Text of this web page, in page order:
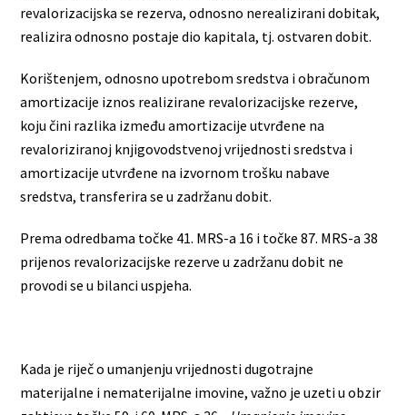
revalorizacijska se rezerva, odnosno nerealizirani dobitak,
realizira odnosno postaje dio kapitala, tj. ostvaren dobit.
Korištenjem, odnosno upotrebom sredstva i obračunom
amortizacije iznos realizirane revalorizacijske rezerve,
koju čini razlika između amortizacije utvrđene na
revaloriziranoj knjigovodstvenoj vrijednosti sredstva i
amortizacije utvrđene na izvornom trošku nabave
sredstva, transferira se u zadržanu dobit.
Prema odredbama točke 41. MRS-a 16 i točke 87. MRS-a 38
prijenos revalorizacijske rezerve u zadržanu dobit ne
provodi se u bilanci uspjeha.
Kada je riječ o umanjenju vrijednosti dugotrajne
materijalne i nematerijalne imovine, važno je uzeti u obzir